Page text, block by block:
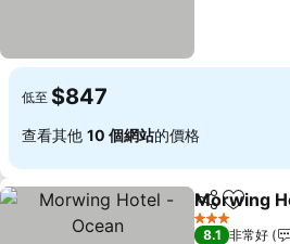
低至 $847
查看其他 10 個網站的價格
分享 加入我
Morwing
3 星級
8.1 非常好